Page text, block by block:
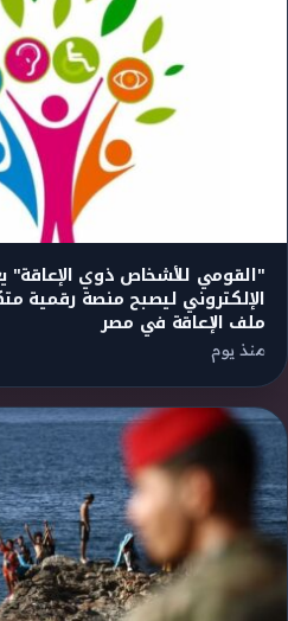
"القومي للأشخاص ذوي
الإلكتروني ليصبح منصة رقمية
ملف الإعاقة في مصر
منذ يوم